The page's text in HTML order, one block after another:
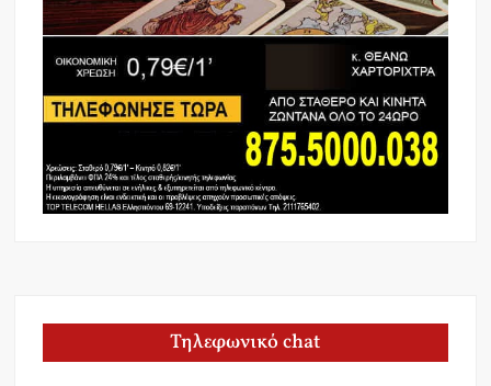
Τηλεφωνικό chat